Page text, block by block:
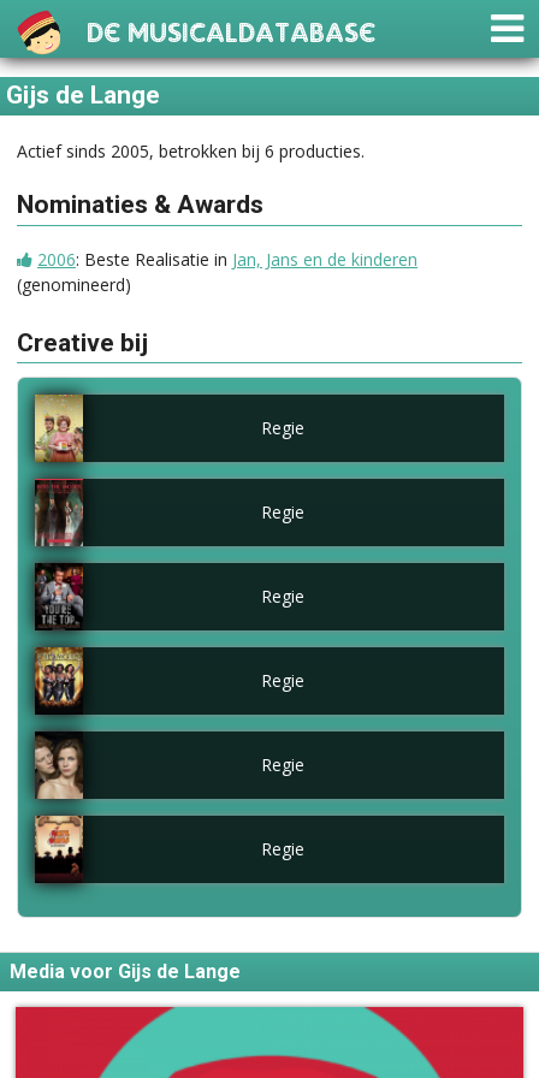
De Musicaldatabase
Gijs de Lange
Actief sinds 2005, betrokken bij 6 producties.
Nominaties & Awards
2006: Beste Realisatie in Jan, Jans en de kinderen
(genomineerd)
Creative bij
Regie
Regie
Regie
Regie
Regie
Regie
Media voor Gijs de Lange